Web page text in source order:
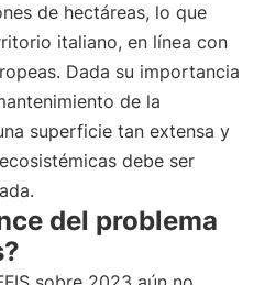
de hectáreas, lo que
italiano, en línea con
Dada su importancia
de la
superficie tan extensa y
debe ser
del problema